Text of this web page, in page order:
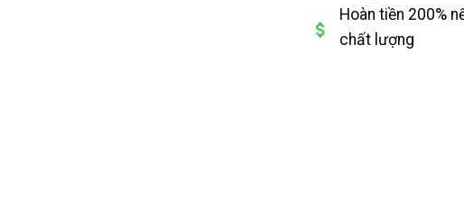
Hoàn tiền 200%
chất lượng